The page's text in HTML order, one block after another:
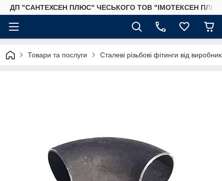
ДП "САНТЕХСЕН ПЛЮС" ЧЕСЬКОГО ТОВ "ІМОТЕКСЕН
Товари та послуги Сталеві різьбові фітинги від